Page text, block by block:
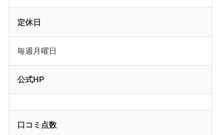
定休日
毎週月曜日
公式HP
口コミ点数